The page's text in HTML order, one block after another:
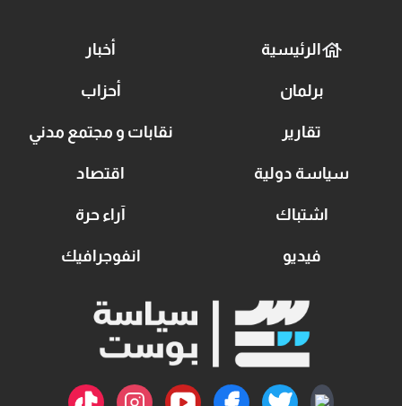
الرئيسية أخبار
برلمان أحزاب
تقارير نقابات و مجتمع مدني
سياسة دولية اقتصاد
اشتباك آراء حرة
فيديو انفوجرافيك